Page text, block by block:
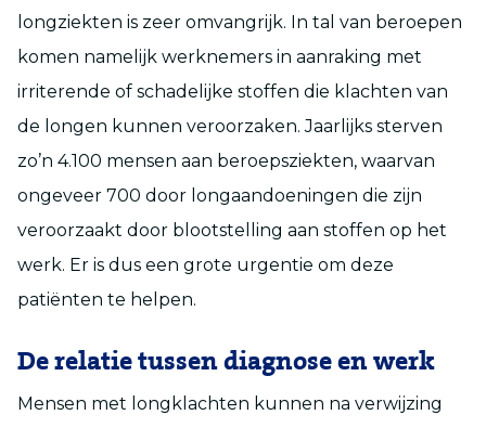
longziekten is zeer omvangrijk. In tal van beroepen
komen namelijk werknemers in aanraking met
irriterende of schadelijke stoffen die klachten van
de longen kunnen veroorzaken. Jaarlijks sterven
zo’n 4.100 mensen aan beroepsziekten, waarvan
ongeveer 700 door longaandoeningen die zijn
veroorzaakt door blootstelling aan stoffen op het
werk. Er is dus een grote urgentie om deze
patiënten te helpen.
De relatie tussen diagnose en werk
Mensen met longklachten kunnen na verwijzing